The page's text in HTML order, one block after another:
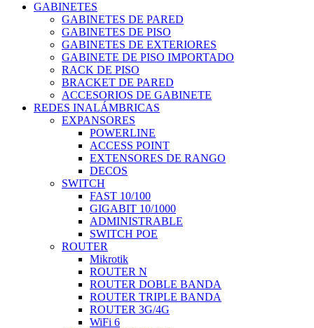
GABINETES
GABINETES DE PARED
GABINETES DE PISO
GABINETES DE EXTERIORES
GABINETE DE PISO IMPORTADO
RACK DE PISO
BRACKET DE PARED
ACCESORIOS DE GABINETE
REDES INALÁMBRICAS
EXPANSORES
POWERLINE
ACCESS POINT
EXTENSORES DE RANGO
DECOS
SWITCH
FAST 10/100
GIGABIT 10/1000
ADMINISTRABLE
SWITCH POE
ROUTER
Mikrotik
ROUTER N
ROUTER DOBLE BANDA
ROUTER TRIPLE BANDA
ROUTER 3G/4G
WiFi 6